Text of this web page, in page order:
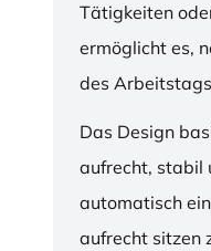
Tätigkeiten
ermöglicht es,
des
Das Design
aufrecht, stabil
automatisch
aufrecht sitzen